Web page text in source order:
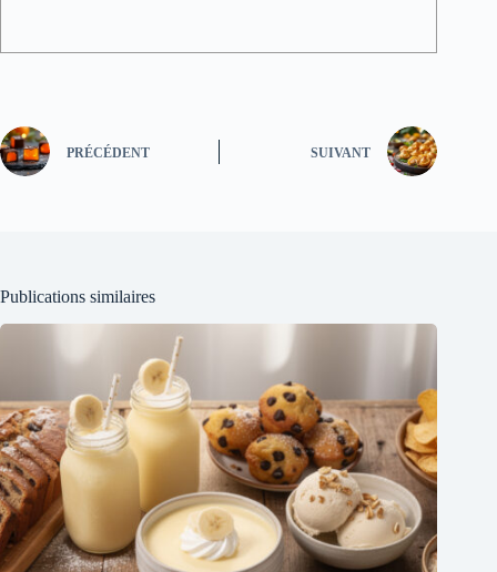
PRÉCÉDENT SUIVANT
Publications similaires